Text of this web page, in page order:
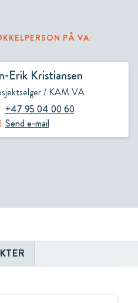
PÅ VA:
Erik Kristiansen
/ KAM VA
+47 95 04 00 60
Send e-mail